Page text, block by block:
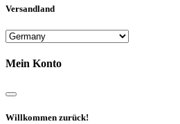
Versandland
Mein Konto
Willkommen zurück!